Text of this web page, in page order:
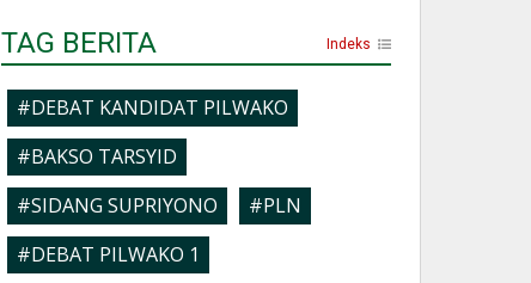
TAG BERITA Indeks
#DEBAT KANDIDAT PILWAKO
#BAKSO TARSYID
#SIDANG SUPRIYONO
#PLN
#DEBAT PILWAKO 1